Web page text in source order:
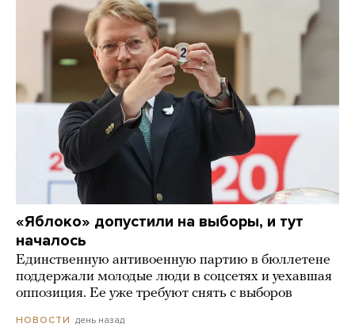
«Яблоко» допустили на выборы, и тут
началось
Единственную антивоенную партию в бюллетене
поддержали молодые люди в соцсетях и уехавшая
оппозиция. Ее уже требуют снять с выборов
НОВОСТИ день назад